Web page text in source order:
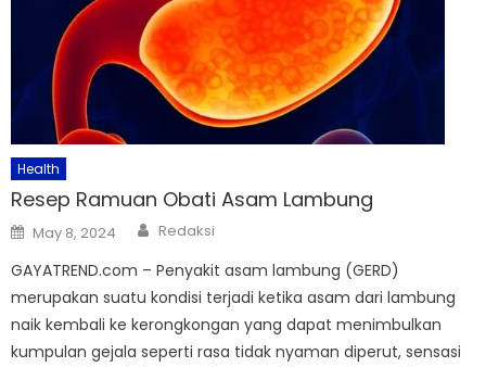
Health
Resep Ramuan Obati Asam Lambung
Posted
on
May 8, 2024 Author
Redaksi
GAYATREND.com – Penyakit asam lambung (GERD)
merupakan suatu kondisi terjadi ketika asam dari lambung
naik kembali ke kerongkongan yang dapat menimbulkan
kumpulan gejala seperti rasa tidak nyaman diperut, sensasi